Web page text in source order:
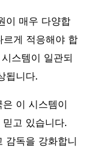
이 매우 다양합
르게 적응해야 합
스템이 일관되
됩니다.
이 시스템이
고 있습니다.
감독을 강화합니